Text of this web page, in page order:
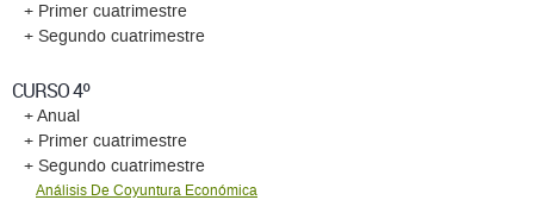
+ Primer cuatrimestre
+ Segundo cuatrimestre
CURSO 4º
+ Anual
+ Primer cuatrimestre
+ Segundo cuatrimestre
Análisis De Coyuntura Económica